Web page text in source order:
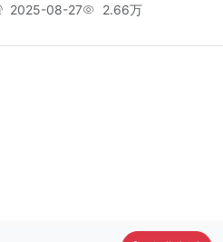
2025-08-27
2.66万